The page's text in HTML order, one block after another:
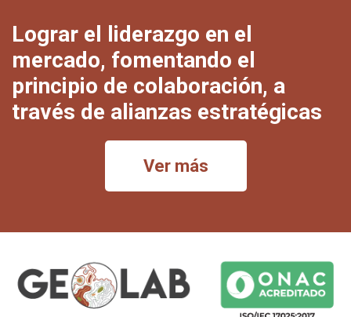
Lograr el liderazgo en el
mercado, fomentando el
principio de colaboración, a
través de alianzas estratégicas
Ver más